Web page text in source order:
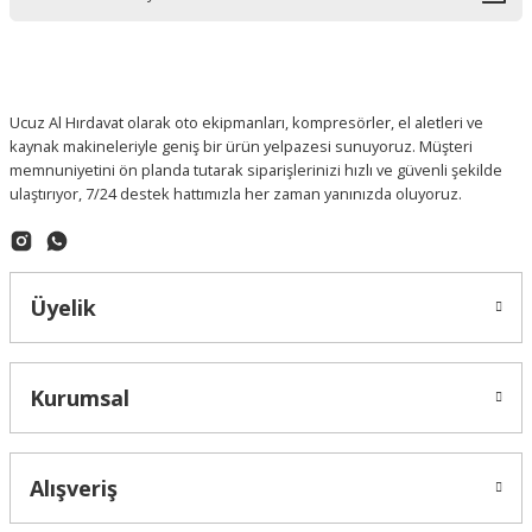
Ucuz Al Hırdavat olarak oto ekipmanları, kompresörler, el aletleri ve
kaynak makineleriyle geniş bir ürün yelpazesi sunuyoruz. Müşteri
memnuniyetini ön planda tutarak siparişlerinizi hızlı ve güvenli şekilde
ulaştırıyor, 7/24 destek hattımızla her zaman yanınızda oluyoruz.
Üyelik
Kurumsal
Alışveriş